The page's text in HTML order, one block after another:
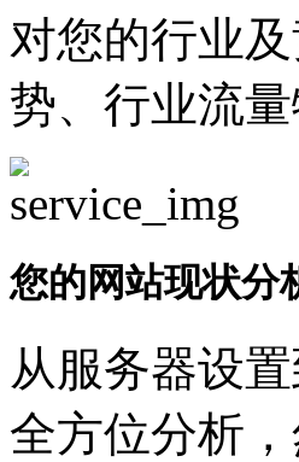
对您的行业
势、行业流
您的网站现状分
从服务器设
全方位分析